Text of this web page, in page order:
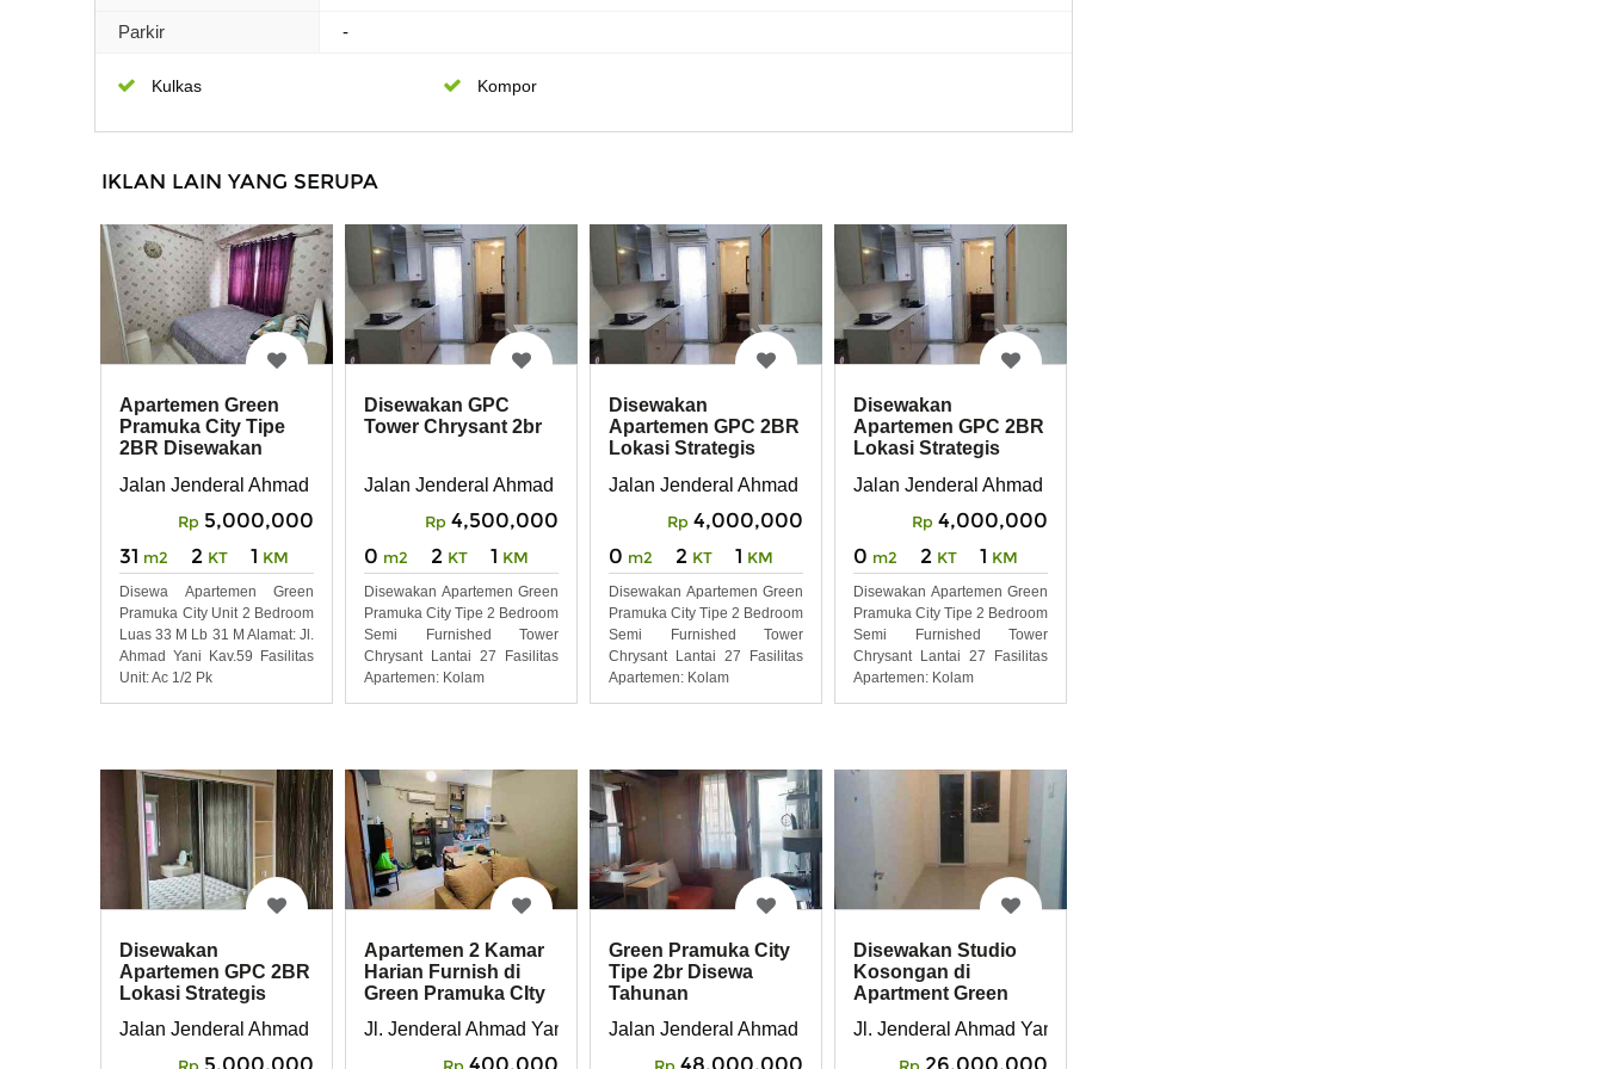
Parkir -
Kulkas Kompor
IKLAN LAIN YANG SERUPA
Apartemen Green
Pramuka City Tipe
2BR Disewakan
Jalan Jenderal Ahmad Yani No. Kav 49, Rawasari, Kecamatan Cempaka Putih
Rp 5,000,000
31 m2 2 KT 1 KM
Disewa Apartemen Green
Pramuka City Unit 2 Bedroom
Luas 33 M Lb 31 M Alamat: Jl.
Ahmad Yani Kav.59 Fasilitas
Unit: Ac 1/2 Pk
Disewakan GPC
Tower Chrysant 2br
Jalan Jenderal Ahmad Yani Kav. 49, RT 16 RW 9, Rawasari, Kecamatan Cempaka Putih, Jakarta Pusat.
Rp 4,500,000
0 m2 2 KT 1 KM
Disewakan Apartemen Green
Pramuka City Tipe 2 Bedroom
Semi Furnished Tower
Chrysant Lantai 27 Fasilitas
Apartemen: Kolam
Disewakan
Apartemen GPC 2BR
Lokasi Strategis
Jalan Jenderal Ahmad Yani Kav. 49, RT 16 RW 9, Rawasari, Kecamatan Cempaka Putih, Jakarta Pusat.
Rp 4,000,000
0 m2 2 KT 1 KM
Disewakan Apartemen Green
Pramuka City Tipe 2 Bedroom
Semi Furnished Tower
Chrysant Lantai 27 Fasilitas
Apartemen: Kolam
Disewakan
Apartemen GPC 2BR
Lokasi Strategis
Jalan Jenderal Ahmad Yani Kav. 49, RT 16 RW 9, Rawasari, Kecamatan Cempaka
Rp 4,000,000
0 m2 2 KT 1 KM
Disewakan Apartemen Green
Pramuka City Tipe 2 Bedroom
Semi Furnished Tower
Chrysant Lantai 27 Fasilitas
Apartemen: Kolam
Disewakan
Apartemen GPC 2BR
Lokasi Strategis
Jalan Jenderal Ahmad Yani Kav. 49, RT 16 RW 9, Rawasari, Kecamatan Cempaka Putih, Jakarta Pusat.
Apartemen 2 Kamar
Harian Furnish di
Green Pramuka CIty
Jl. Jenderal Ahmad Yani No. Kav. 49, Rawasari, Kec. Cemp. Putih, Kota Jakarta Pusat, Daerah Khusus Ibukota Jakarta 10570
Green Pramuka City
Tipe 2br Disewa
Tahunan
Jalan Jenderal Ahmad Yani No. Kav 49, Rawasari, Kecamatan Cempaka Putih
Disewakan Studio
Kosongan di
Apartment Green
Jl. Jenderal Ahmad Yani No. Kav. 49, Rawasari, Kec. Cemp. Putih, Kota Jakarta Pusat,